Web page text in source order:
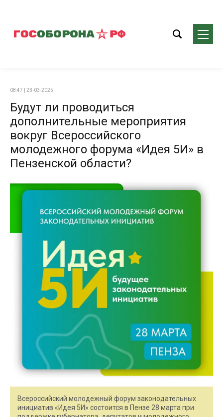
08:47 | 23-03-2025
Будут ли проводиться
дополнительные мероприятия
вокруг Всероссийского
молодежного форума «Идея 5И» в
Пензенской области?
Всероссийский молодежный форум законодательных
инициатив «Идея 5И» состоится в Пензе 28 марта при